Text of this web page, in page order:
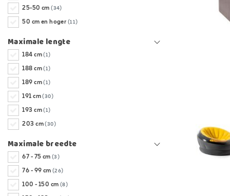
25-50 cm(34)
50 cm en hoger(11)
Maximale lengte
184 cm(1)
188 cm(1)
189 cm(1)
191 cm(30)
193 cm(1)
203 cm(30)
Maximale breedte
67 - 75 cm(3)
76 - 99 cm(26)
100 - 150 cm(8)